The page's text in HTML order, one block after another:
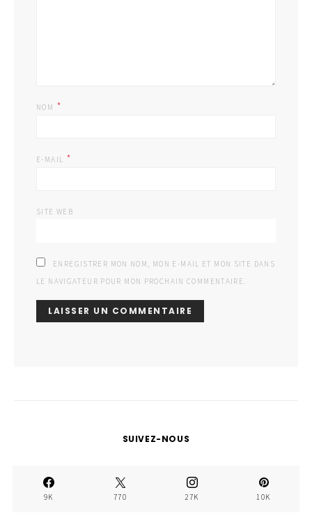
NOM *
E-MAIL *
SITE WEB
ENREGISTRER MON NOM, MON E-MAIL ET MON SITE DANS
LE NAVIGATEUR POUR MON PROCHAIN COMMENTAIRE.
SUIVEZ-NOUS
9K 770 27K 10K